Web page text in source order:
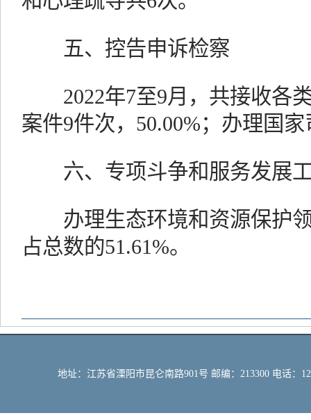
五、控告申诉检察
2022年7至9月，共接收各
案件9件次，50.00%；办理国
六、专项斗争和服务发展
办理生态环境和资源保护领
占总数的51.61%。
地址：江苏省溧阳市昆仑南路901号 邮编：213300 电话：